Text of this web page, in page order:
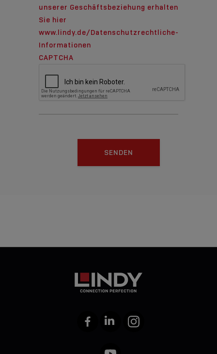
unserer Geschäftsbeziehung erhalten
Sie hier
www.lindy.de/Datenschutzrechtliche-
Informationen
CAPTCHA
SENDEN
FacebookLinkedIn Instagram
YouTube